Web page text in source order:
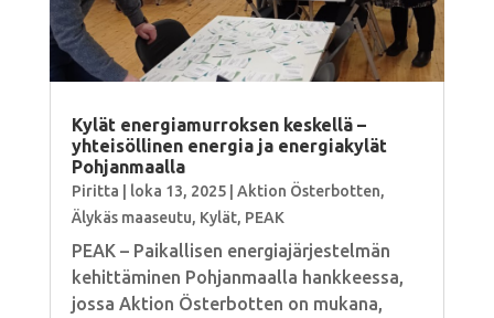
Kylät energiamurroksen keskellä –
yhteisöllinen energia ja energiakylät
Pohjanmaalla
Piritta loka 13, 2025| Aktion Österbotten,
Älykäs maaseutu, Kylät, PEAK
PEAK – Paikallisen energiajärjestelmän
kehittäminen Pohjanmaalla hankkeessa,
jossa Aktion Österbotten on mukana,